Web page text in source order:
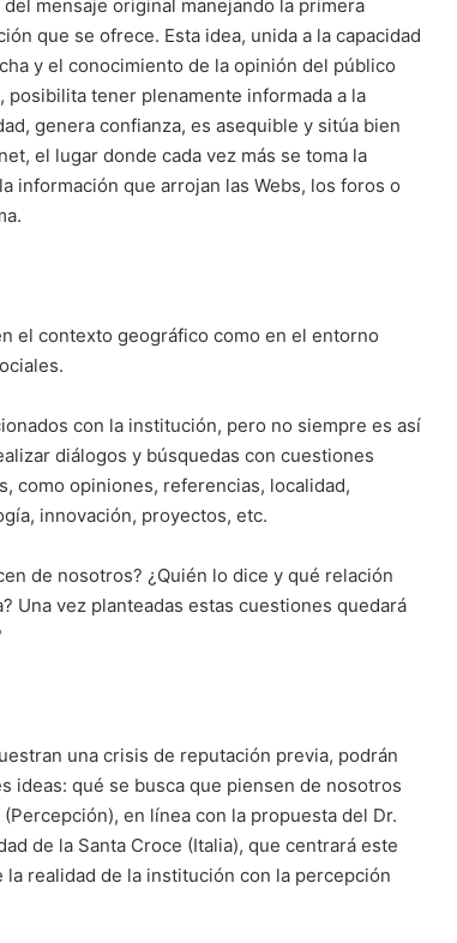
mensaje original manejando la primera
que se ofrece. Esta idea, unida a la capacidad
y el conocimiento de la opinión del público
posibilita tener plenamente informada a la
genera confianza, es asequible y sitúa bien
el lugar donde cada vez más se toma la
información que arrojan las Webs, los foros o
el contexto geográfico como en el entorno
con la institución, pero no siempre es así
diálogos y búsquedas con cuestiones
como opiniones, referencias, localidad,
innovación, proyectos, etc.
de nosotros? ¿Quién lo dice y qué relación
Una vez planteadas estas cuestiones quedará
una crisis de reputación previa, podrán
ideas: qué se busca que piensen de nosotros
en línea con la propuesta del Dr.
de la Santa Croce (Italia), que centrará este
realidad de la institución con la percepción